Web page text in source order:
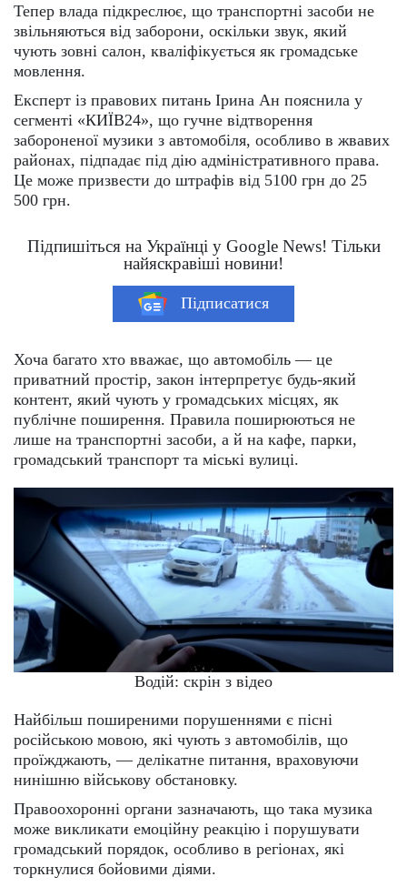
Тепер влада підкреслює, що транспортні засоби не
звільняються від заборони, оскільки звук, який
чують зовні салон, кваліфікується як громадське
мовлення.
Експерт із правових питань Ірина Ан пояснила у
сегменті «КИЇВ24», що гучне відтворення
забороненої музики з автомобіля, особливо в жвавих
районах, підпадає під дію адміністративного права.
Це може призвести до штрафів від 5100 грн до 25
500 грн.
Підпишіться на Українці у Google News! Тільки
найяскравіші новини!
Підписатися
Хоча багато хто вважає, що автомобіль — це
приватний простір, закон інтерпретує будь-який
контент, який чують у громадських місцях, як
публічне поширення. Правила поширюються не
лише на транспортні засоби, а й на кафе, парки,
громадський транспорт та міські вулиці.
Водій: скрін з відео
Найбільш поширеними порушеннями є пісні
російською мовою, які чують з автомобілів, що
проїжджають, — делікатне питання, враховуючи
нинішню військову обстановку.
Правоохоронні органи зазначають, що така музика
може викликати емоційну реакцію і порушувати
громадський порядок, особливо в регіонах, які
торкнулися бойовими діями.